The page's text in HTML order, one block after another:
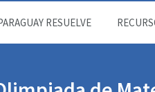
RESUELVE